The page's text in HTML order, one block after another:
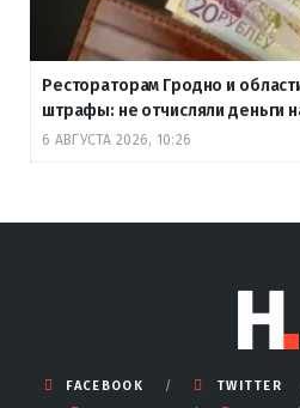
Рестораторам Гродно и
штрафы: не отчисляли деньги
6 АВГУСТА 2026, 10:26
FACEBOOK TWITTER